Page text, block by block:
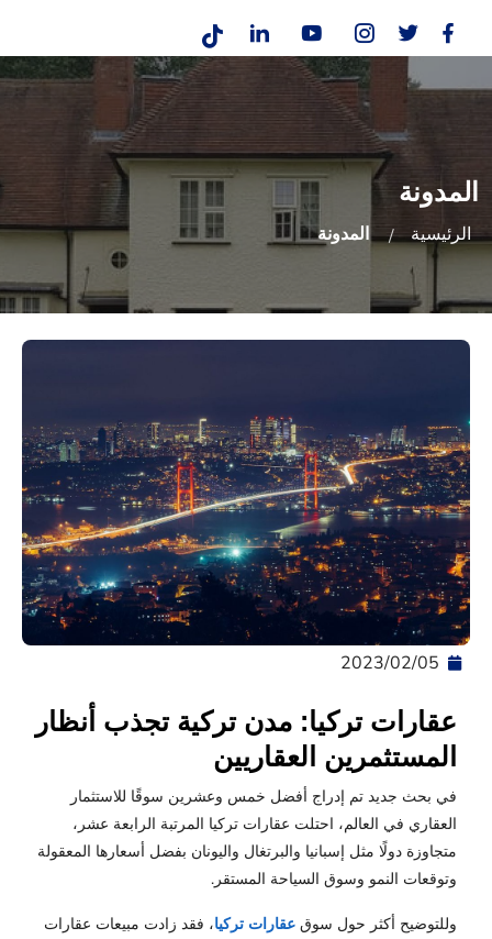
المدونة
الرئيسية المدونة
05‏/02‏/2023
عقارات تركيا: مدن تركية تجذب أنظار
المستثمرين العقاريين
في بحث جديد تم إدراج أفضل خمس وعشرين سوقًا للاستثمار
العقاري في العالم، احتلت عقارات تركيا المرتبة الرابعة عشر،
متجاوزة دولًا مثل إسبانيا والبرتغال واليونان بفضل أسعارها المعقولة
وتوقعات النمو وسوق السياحة المستقر.
وللتوضيح أكثر حول سوق عقارات تركيا، فقد زادت مبيعات عقارات